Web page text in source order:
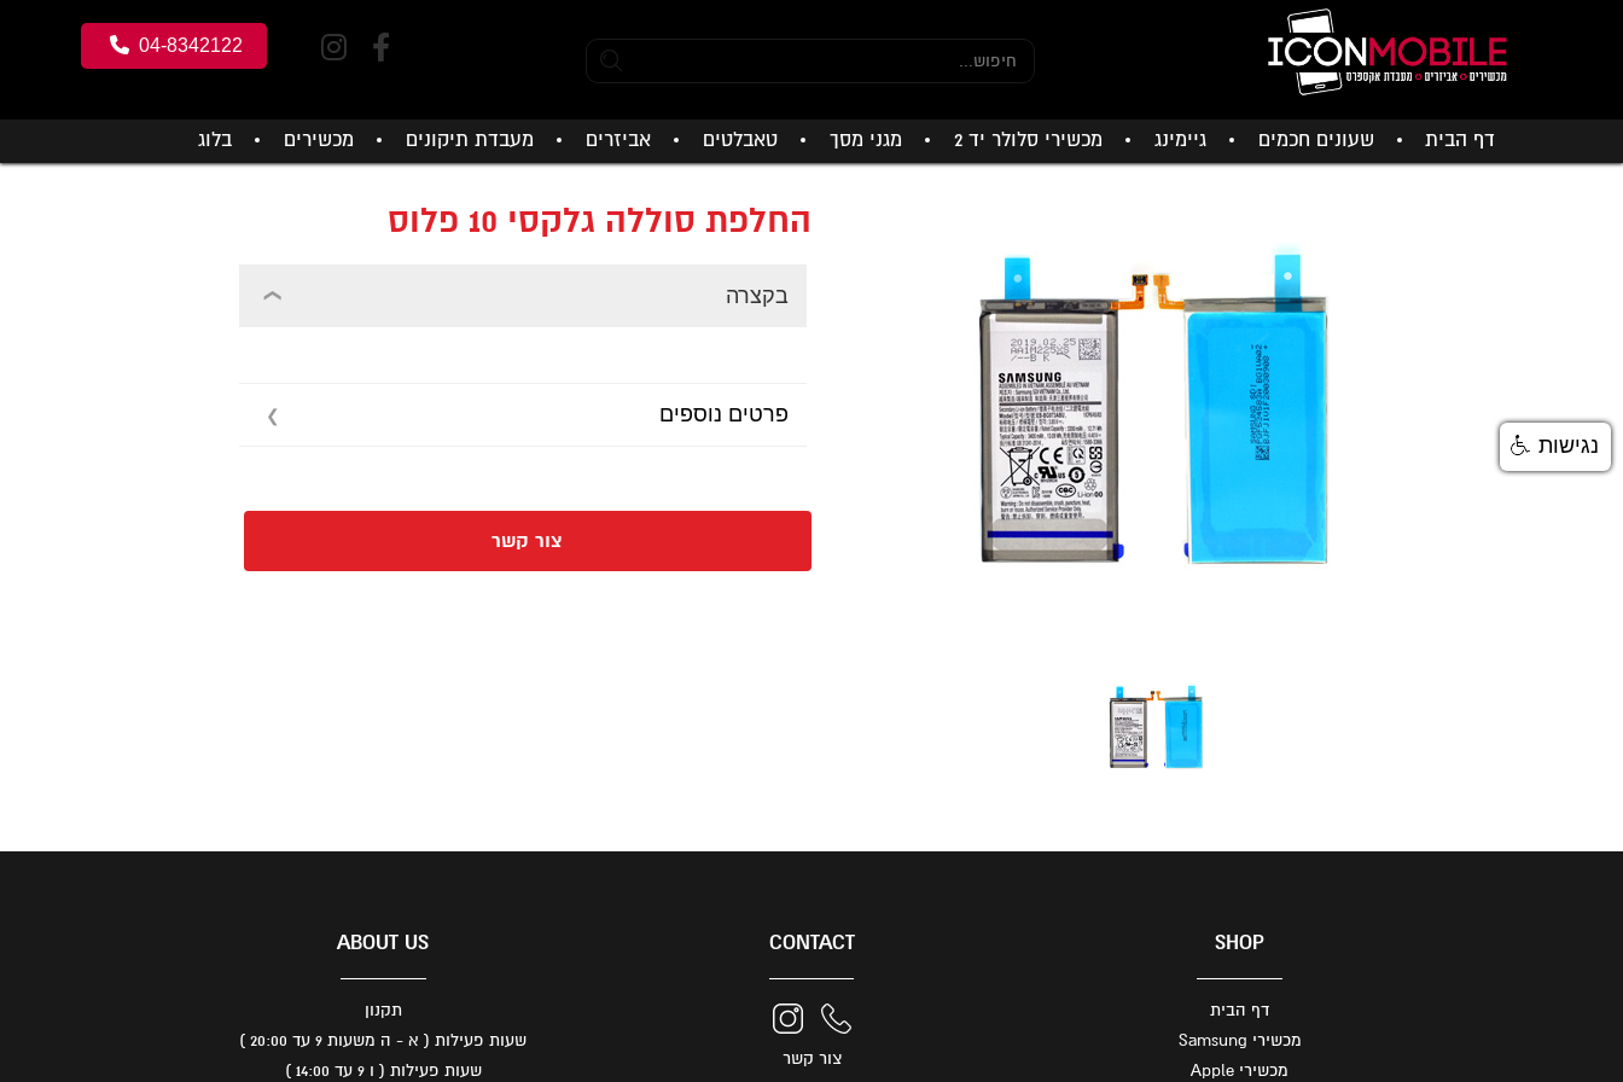
04-8342122
דף הבית שעונים חכמים גיימינג מכשירי סלולר יד 2 מגני מסך טאבלטים אביזרים מעבדת תיקונים מכשירים בלוג
החלפת סוללה גלקסי 10 פלוס
בקצרה
פרטים נוספים
צור קשר
SHOP
דף הבית
מכשירי Samsung
מכשירי Apple
CONTACT
צור קשר
ABOUT US
תקנון
שעות פעילות ( א - ה משעות 9 עד 20:00 )
שעות פעילות ( ו 9 עד 14:00 )
נגישות